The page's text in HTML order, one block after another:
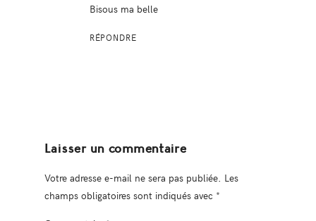
Bisous ma belle
RÉPONDRE
Laisser un commentaire
Votre adresse e-mail ne sera pas publiée. Les
champs obligatoires sont indiqués avec *